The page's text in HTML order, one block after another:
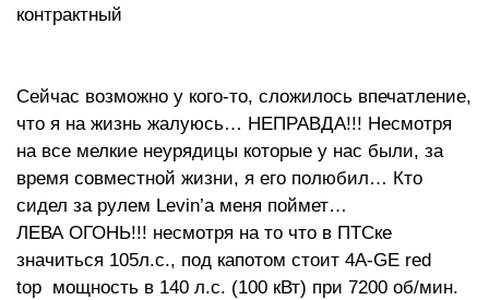
контрактный
Сейчас возможно у кого-то, сложилось впечатление,
что я на жизнь жалуюсь… НЕПРАВДА!!! Несмотря
на все мелкие неурядицы которые у нас были, за
время совместной жизни, я его полюбил… Кто
сидел за рулем Levin’а меня поймет…
ЛЕВА ОГОНЬ!!! несмотря на то что в ПТСке
значиться 105л.с., под капотом стоит 4A-GE red
top мощность в 140 л.с. (100 кВт) при 7200 об/мин.